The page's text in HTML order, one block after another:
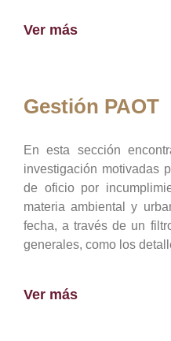
Ver más
Gestión PAOT
En esta sección
investigación motivadas
de oficio por
materia ambiental y
fecha, a través de un
generales, como los
Ver más